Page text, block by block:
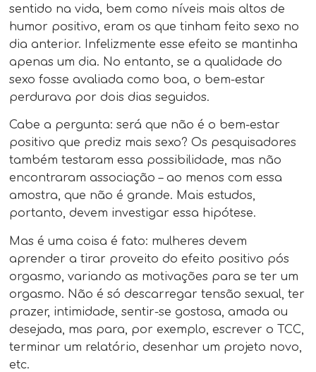
sentido na vida, bem como níveis mais altos de
humor positivo, eram os que tinham feito sexo no
dia anterior. Infelizmente esse efeito se mantinha
apenas um dia. No entanto, se a qualidade do
sexo fosse avaliada como boa, o bem-estar
perdurava por dois dias seguidos.
Cabe a pergunta: será que não é o bem-estar
positivo que prediz mais sexo? Os pesquisadores
também testaram essa possibilidade, mas não
encontraram associação – ao menos com essa
amostra, que não é grande. Mais estudos,
portanto, devem investigar essa hipótese.
Mas é uma coisa é fato: mulheres devem
aprender a tirar proveito do efeito positivo pós
orgasmo, variando as motivações para se ter um
orgasmo. Não é só descarregar tensão sexual, ter
prazer, intimidade, sentir-se gostosa, amada ou
desejada, mas para, por exemplo, escrever o TCC,
terminar um relatório, desenhar um projeto novo,
etc.